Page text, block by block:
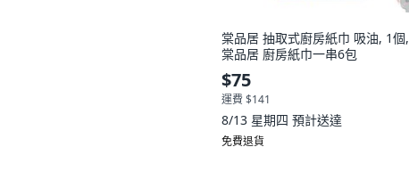
棠品居 抽取式廚房紙巾 吸油, 1個,
棠品居 廚房紙巾一串6包
$75
運費 $141
8/13 星期四 預計送達
免費退貨